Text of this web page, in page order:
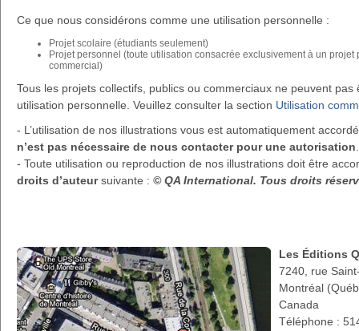
Ce que nous considérons comme une utilisation personnelle :
Projet scolaire (étudiants seulement)
Projet personnel (toute utilisation consacrée exclusivement à un
commercial)
Tous les projets collectifs, publics ou commerciaux ne peuvent
utilisation personnelle. Veuillez consulter la section Utilisation
- L’utilisation de nos illustrations vous est automatiquement
n’est pas nécessaire de nous contacter pour une autorisation
- Toute utilisation ou reproduction de nos illustrations doit être
droits d’auteursuivante : © QA International. Tous droits
Les Éditions
7240, rue
Montréal
Canada
Téléphone :